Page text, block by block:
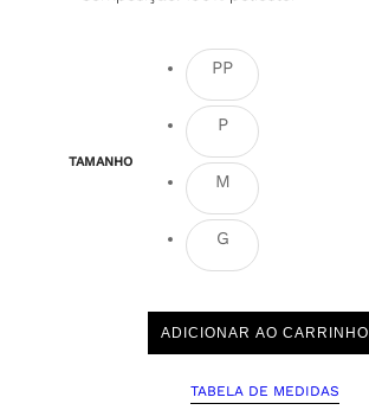
TAMANHO
PP
P
M
G
ADICIONAR AO CARRINHO
TABELA DE MEDIDAS